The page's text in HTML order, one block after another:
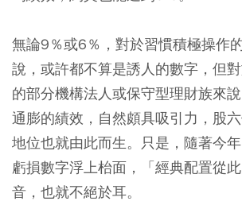
無論9％或6％，對於習慣積極操作
說，或許都不算是誘人的數字，但
的部分機構法人或保守型理財族來
通膨的績效，自然頗具吸引力，股六
地位也就由此而生。只是，隨著今
虧損數字浮上枱面，「經典配置從
音，也就不絕於耳。